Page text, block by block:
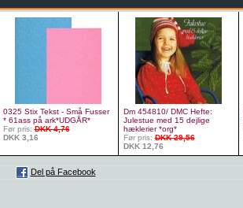
0325 Stix Tekst - Små Fusser
* 61ass på ark*UDGÅR*
Før pris:DKK 4,76
DKK 3,16
Dm 454810/ DMC Hefte:
Julestue med 15 dejlige
hæklerier *org*
Før pris:DKK 29,56
DKK 12,76
Del på Facebook